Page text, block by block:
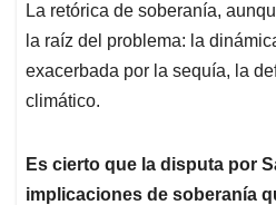
La retórica de soberanía,
la raíz del problema: la
exacerbada por la sequía, la
climático.
Es cierto que la disputa por
implicaciones de soberanía